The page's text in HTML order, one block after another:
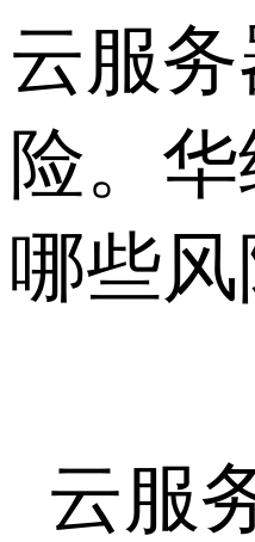
云服
险。
哪些风
云服